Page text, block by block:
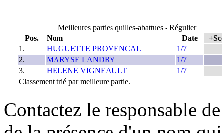
Meilleures parties quilles-abattues - Régulier
Pos.
Nom Date
1.
HUGUETTE PROVENCAL
1/7
2.
MARYSE LANDRY
1/7
3.
HELENE VIGNEAULT
1/7
Classement trié par meilleure partie.
Contactez le responsable